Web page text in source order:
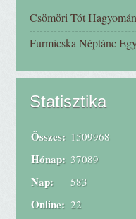
Csömöri Tót
Furmicska Néptánc
Statisztika
Online: 22
Összes: 1509968
Hónap: 37089
Nap: 583